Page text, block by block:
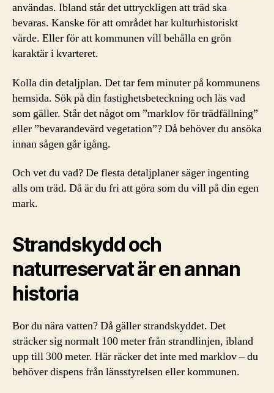
användas. Ibland står det uttryckligen att träd ska
bevaras. Kanske för att området har kulturhistoriskt
värde. Eller för att kommunen vill behålla en grön
karaktär i kvarteret.
Kolla din detaljplan. Det tar fem minuter på kommunens
hemsida. Sök på din fastighetsbeteckning och läs vad
som gäller. Står det något om ”marklov för trädfällning”
eller ”bevarandevärd vegetation”? Då behöver du ansöka
innan sågen går igång.
Och vet du vad? De flesta detaljplaner säger ingenting
alls om träd. Då är du fri att göra som du vill på din egen
mark.
Strandskydd och
naturreservat är en annan
historia
Bor du nära vatten? Då gäller strandskyddet. Det
sträcker sig normalt 100 meter från strandlinjen, ibland
upp till 300 meter. Här räcker det inte med marklov – du
behöver dispens från länsstyrelsen eller kommunen.